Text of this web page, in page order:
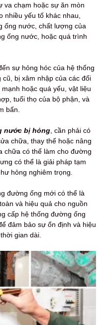
va chạm hoặc sự ăn mòn
nhiều yếu tố khác nhau,
ống nước, chất lượng của
ống nước, hoặc quá trình
sự hỏng hóc của hệ thống
bị xâm nhập của các đối
hoặc quá yếu, vật liệu
tuổi thọ của bộ phận, và
bẩn.
nước bị hỏng, cần phải có
chữa, thay thế hoặc nâng
chữa có thể làm cho đường
có thể là giải pháp tạm
hỏng nghiêm trọng.
đường ống mới có thể là
và hiệu quả cho nguồn
cấp hệ thống đường ống
đảm bảo sự ổn định và hiệu
gian dài.